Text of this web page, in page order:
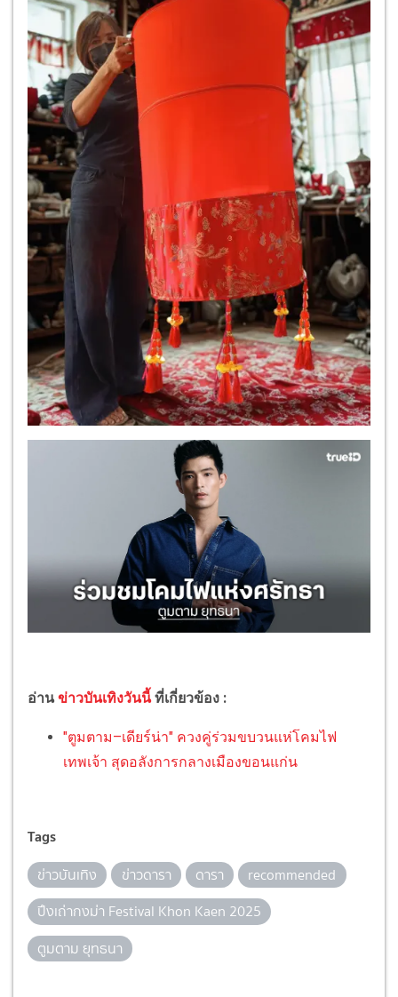
อ่านข่าวบันเทิงวันนี้ ที่เกี่ยวข้อง :
"ตูมตาม–เดียร์น่า" ควงคู่ร่วมขบวนแห่โคมไฟ
เทพเจ้า สุดอลังการกลางเมืองขอนแก่น
Tags
ข่าวบันเทิง ข่าวดารา ดารา
recommended
ปึงเถ่ากงม่า Festival Khon Kaen 2025
ตูมตาม ยุทธนา